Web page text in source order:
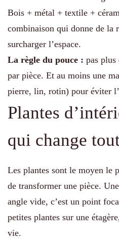
Bois + métal + textile +
combinaison qui donne de la
surcharger l’espace.
La règle du pouce : pas plus
par pièce. Et au moins une
pierre, lin, rotin) pour éviter
Plantes
qui change
Les plantes sont le moyen le
de transformer une pièce.
angle vide, c’est un point
petites plantes sur une
vie.